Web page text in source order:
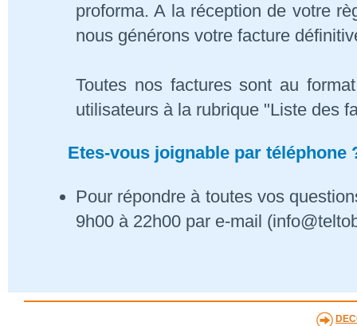
proforma. A la réception de votre
nous générons votre facture
Toutes nos factures sont au
utilisateurs à la rubrique "Liste des
Etes-vous joignable par téléphone
Pour répondre à toutes vos
9h00 à 22h00 par e-mail